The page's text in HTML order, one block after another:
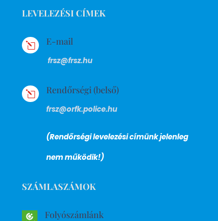
LEVELEZÉSI CÍMEK
l E-mail
frsz@frsz.hu
l Rendőrségi (belső)
frsz@orfk.police.hu
(Rendőrségi levelezési címünk jelenleg
nem működik!)
SZÁMLASZÁMOK
Folyószámlánk